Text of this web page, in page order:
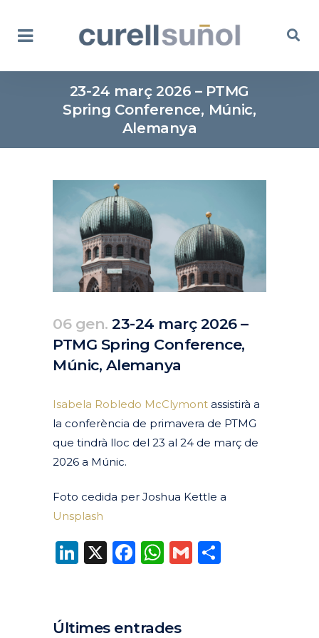
23-24 març 2026 – PTMG
Spring Conference, Múnic,
Alemanya
06 gen. 23-24 març 2026 –
PTMG Spring Conference,
Múnic, Alemanya
Isabela Robledo McClymont assistirà a
la conferència de primavera de PTMG
que tindrà lloc del 23 al 24 de març de
2026 a Múnic.
Foto cedida per Joshua Kettle a
Unsplash
LinkedIn
X Facebook
WhatsApp
Gmail
Últimes entrades